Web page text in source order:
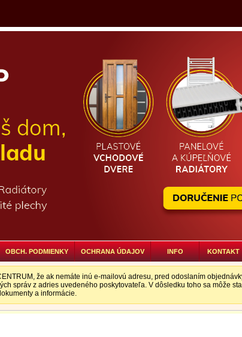
OBCH. PODMIENKY OCHRANA ÚDAJOV INFO KONTAKT
že ak nemáte inú e-mailovú adresu, pred odoslaním
správ z adries uvedeného poskytovateľa. V dôsledku toho sa môže
a informácie.